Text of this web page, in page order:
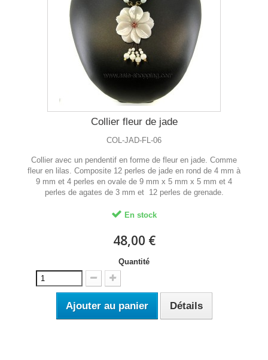
Collier fleur de jade
COL-JAD-FL-06
Collier avec un pendentif en forme de fleur en jade. Comme
fleur en lilas. Composite 12 perles de jade en rond de 4 mm à
9 mm et 4 perles en ovale de 9 mm x 5 mm x 5 mm et 4
perles de agates de 3 mm et 12 perles de grenade.
En stock
48,00 €
Quantité
Ajouter au panier Détails